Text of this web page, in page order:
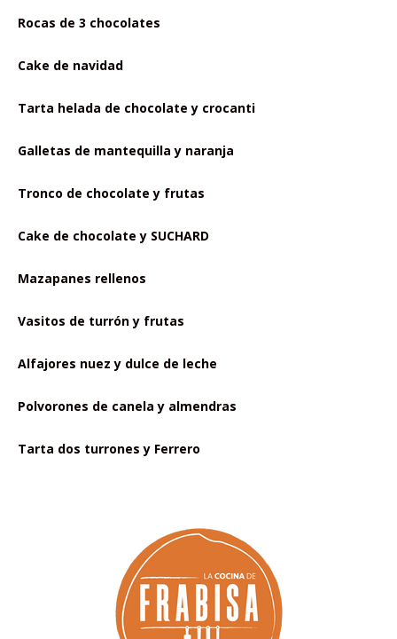
Rocas de 3 chocolates
Cake de navidad
Tarta helada de chocolate y crocanti
Galletas de mantequilla y naranja
Tronco de chocolate y frutas
Cake de chocolate y SUCHARD
Mazapanes rellenos
Vasitos de turrón y frutas
Alfajores nuez y dulce de leche
Polvorones de canela y almendras
Tarta dos turrones y Ferrero